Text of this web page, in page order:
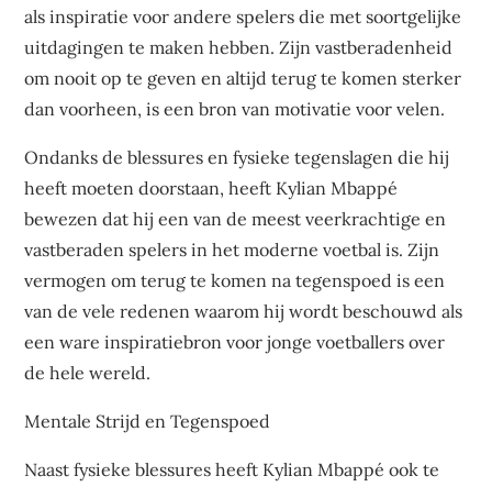
als inspiratie voor andere spelers die met soortgelijke
uitdagingen te maken hebben. Zijn vastberadenheid
om nooit op te geven en altijd terug te komen sterker
dan voorheen, is een bron van motivatie voor velen.
Ondanks de blessures en fysieke tegenslagen die hij
heeft moeten doorstaan, heeft Kylian Mbappé
bewezen dat hij een van de meest veerkrachtige en
vastberaden spelers in het moderne voetbal is. Zijn
vermogen om terug te komen na tegenspoed is een
van de vele redenen waarom hij wordt beschouwd als
een ware inspiratiebron voor jonge voetballers over
de hele wereld.
Mentale Strijd en Tegenspoed
Naast fysieke blessures heeft Kylian Mbappé ook te